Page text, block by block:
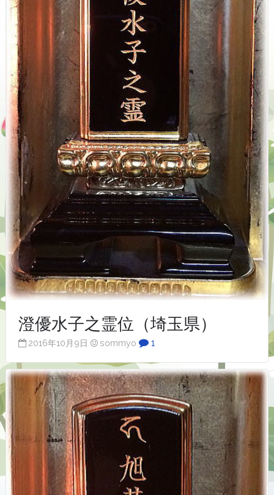
澄優水子之霊位（埼玉県）
2016年10月9日 sommyo 1